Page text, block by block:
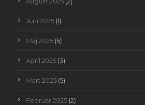
Juni 2025 (1)
Maj 2025 (5)
April 2025 (3)
Mart 2025 (5)
Februar 2025 (2)